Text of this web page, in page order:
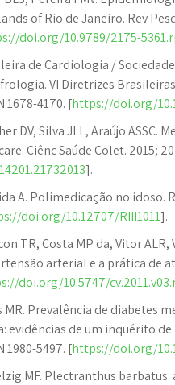
of Rio de Janeiro. Rev
doi.org/10.9789/2175-
de Cardiologia /
VI Diretrizes
1678-4170. [https://doi.org/
DV, Silva JLL, Araújo ASSC.
Ciênc Saúde Colet. 2015;
].
A. Polimedicação no idoso.
doi.org/10.12707/RIII1011].
TR, Costa MP da, Vitor
arterial e a prática de
doi.org/10.5747/
MR. Prevalência de diabetes
evidências de um inquérito
1980-5497. [https://doi.org/
MF. Plectranthus